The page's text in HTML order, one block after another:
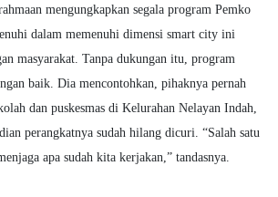
mengungkapkan segala program Pemko
dalam memenuhi dimensi smart city ini
masyarakat. Tanpa dukungan itu, program
baik. Dia mencontohkan, pihaknya pernah
dan puskesmas di Kelurahan Nelayan Indah,
perangkatnya sudah hilang dicuri. “Salah satu
apa sudah kita kerjakan,” tandasnya.